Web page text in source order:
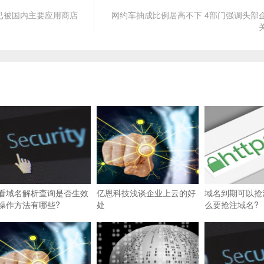
国内主要应用商店
网约车抽成比例居高不下 4部门强调头部
域名解析查询是否生效
作方法有哪些?
亿恩科技浅谈企业上云的好
处
域名到期可以
么要抢注域名?